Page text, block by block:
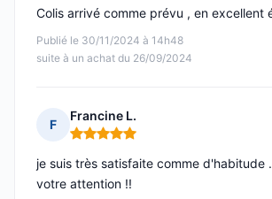
Publié le 30/11/2024 à 14h48
suite à un achat du 26/09/2024
Colis arrivé comme prévu , en excellent
F
Francine L.
Note : 5 sur 5
je suis très satisfaite comme d'habitude
votre attention !!